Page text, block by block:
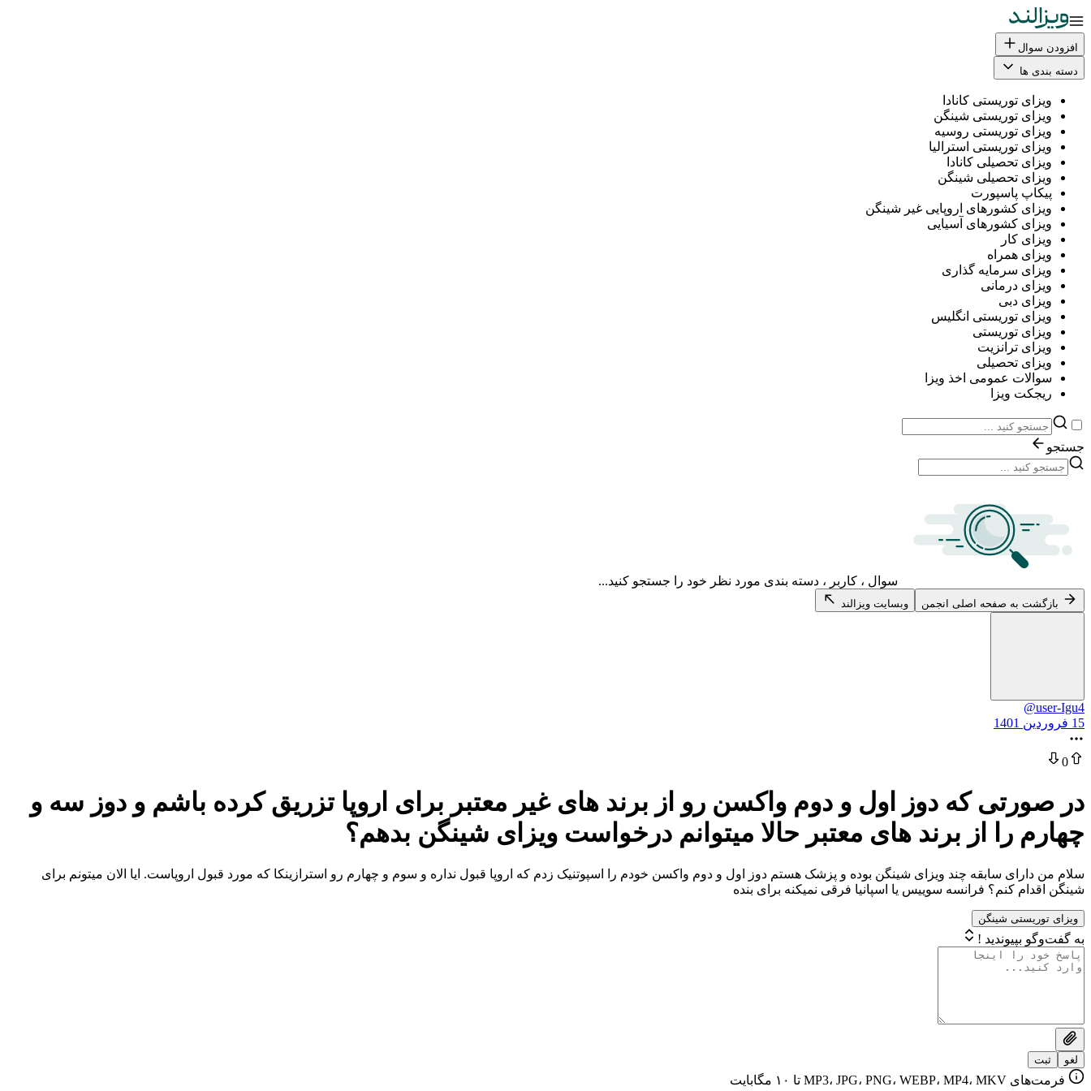
افزودن سوال
دسته بندی ها
ویزای توریستی کانادا
ویزای توریستی شینگن
ویزای توریستی روسیه
ویزای توریستی استرالیا
ویزای تحصیلی کانادا
ویزای تحصیلی شینگن
پیکاپ پاسپورت
ویزای کشورهای اروپایی غیر شینگن
ویزای کشورهای آسیایی
ویزای کار
ویزای همراه
ویزای سرمایه گذاری
ویزای درمانی
ویزای دبی
ویزای توریستی انگلیس
ویزای توریستی
ویزای ترانزیت
ویزای تحصیلی
سوالات عمومی اخذ ویزا
ریجکت ویزا
جستجو
سوال ، کاربر ، دسته بندی مورد نظر خود را جستجو کنید...
بازگشت به صفحه اصلی انجمن وبسایت ویزالند
@user-Igu4
15 فروردین 1401
0
در صورتی که دوز اول و دوم واکسن رو از برند های غیر معتبر برای اروپا تزریق کرده باشم و دوز سه و
چهارم را از برند های معتبر حالا میتوانم درخواست ویزای شینگن بدهم؟
سلام من دارای سابقه چند ویزای شینگن بوده و پزشک هستم دوز اول و دوم واکسن خودم را اسپوتنیک زدم که اروپا قبول نداره و سوم و چهارم رو استرازینکا که مورد قبول اروپاست. ایا الان میتونم برای
شینگن اقدام کنم؟ فرانسه سوییس یا اسپانیا فرقی نمیکنه برای بنده
ویزای توریستی شینگن
به گفت‌وگو بپیوندید !
لغو ثبت
فرمت‌های MP3، JPG، PNG، WEBP، MP4، MKV تا ۱۰ مگابایت